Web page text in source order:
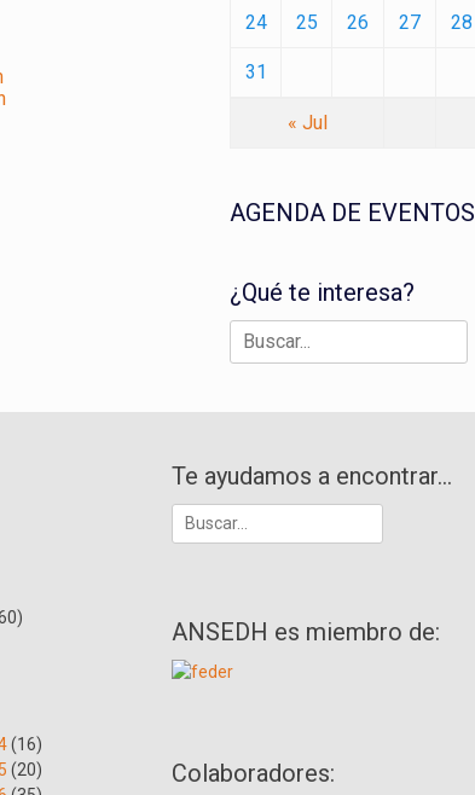
24 25 26 27 28
31
« Jul
AGENDA DE EVENTOS
¿Qué te interesa?
Buscar:
(16)
(20)
Te ayudamos a encontrar…
Buscar:
ANSEDH es miembro de:
Colaboradores: